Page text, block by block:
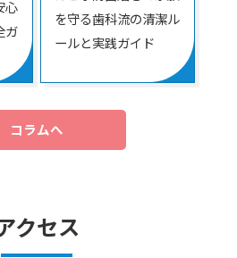
心
ガ
を守る歯科流の清潔ル
ールと実践ガイド
コラムへ
クセス